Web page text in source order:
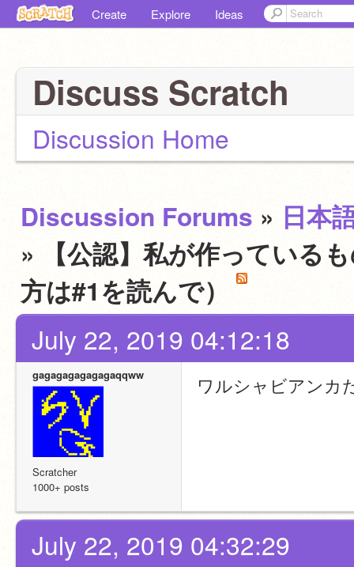
Create Explore Ideas
Discuss Scratch
Discussion Home
Discussion Forums » 日本
» 【公認】私が作っている
方は#1を読んで）
July 22, 2019 04:12:18
gagagagagagagaqqww
Scratcher
1000+ posts
ワルシャビアンカ
July 22, 2019 04:32:29